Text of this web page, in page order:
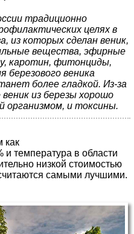
традиционно
целях в
из которых сделан веник,
вещества, эфирные
каротин, фитонциды,
березового веника
более гладкой. Из-за
из березы хорошо
и токсины.
как
и температура в области
низкой стоимостью
самыми лучшими.